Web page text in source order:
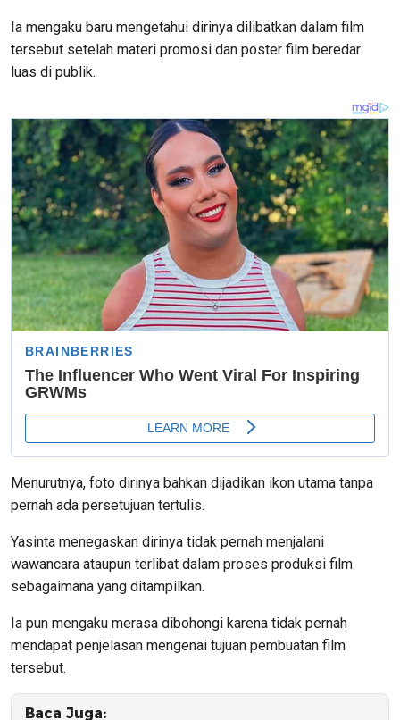
Ia mengaku baru mengetahui dirinya dilibatkan dalam film
tersebut setelah materi promosi dan poster film beredar
luas di publik.
Menurutnya, foto dirinya bahkan dijadikan ikon utama tanpa
pernah ada persetujuan tertulis.
Yasinta menegaskan dirinya tidak pernah menjalani
wawancara ataupun terlibat dalam proses produksi film
sebagaimana yang ditampilkan.
Ia pun mengaku merasa dibohongi karena tidak pernah
mendapat penjelasan mengenai tujuan pembuatan film
tersebut.
Baca Juga: